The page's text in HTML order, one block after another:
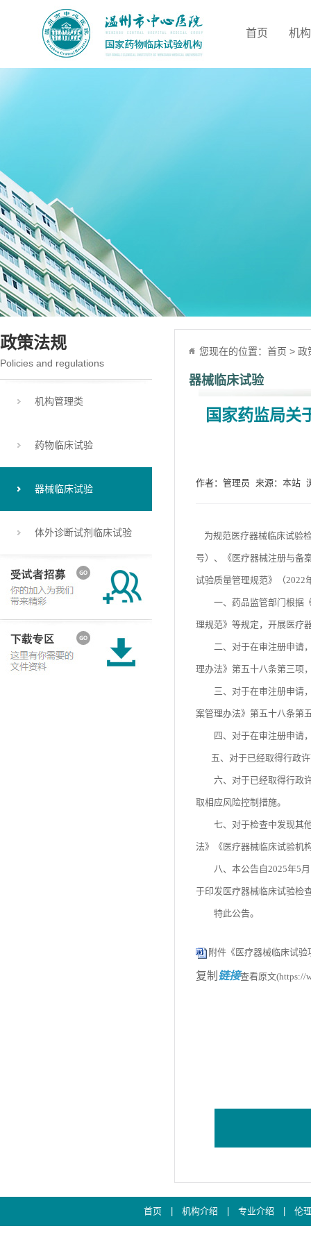
首页 机
政策法规
Policies and regulations
机构管理类
药物临床试验
器械临床试验
体外诊断试剂临床试验
您现在的位置： 首页 > 政
器械临床试验
国家药监局关
作者：管理员 来源：本站
为规范医疗器械临床试验
号）、《医疗器械注册与备
试验质量管理规范》（2022
一、药品监管部门根据《
理规范》等规定，开展医疗
二、对于在审注册申请，
理办法》第五十八条第三项
三、对于在审注册申请，
案管理办法》第五十八条第
四、对于在审注册申请，
五、对于已经取得行政许
六、对于已经取得行政许
取相应风险控制措施。
七、对于检查中发现其他
法》《医疗器械临床试验机
八、本公告自2025年5月1
于印发医疗器械临床试验检
特此公告。
附件《医疗器械临床试
复制 链接查看原文(https://
首页| 机构介绍 专业介绍 伦